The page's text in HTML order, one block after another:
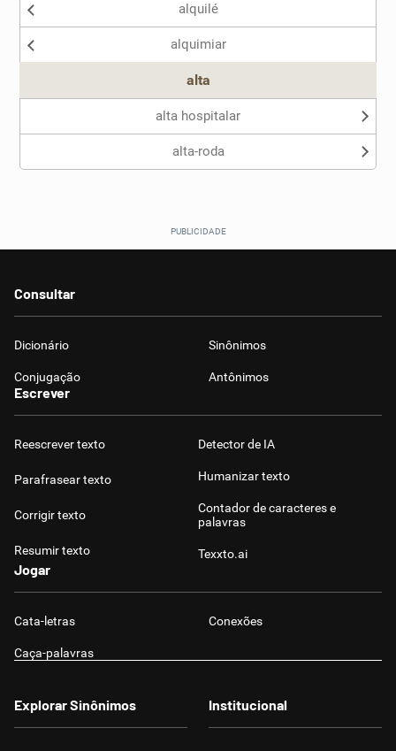
Nenhum dos sinônimos apresentados me ajudou
alquilé
alquimiar
alta
alta hospitalar
alta-roda
Consultar
Dicionário Sinônimos
Conjugação Antônimos
Escrever
Reescrever texto
Parafrasear texto
Corrigir texto
Resumir texto
Detector de IA
Humanizar texto
Contador de caracteres e
palavras
Texxto.ai
Jogar
Cata-letras Conexões
Caça-palavras
Explorar Sinônimos Institucional